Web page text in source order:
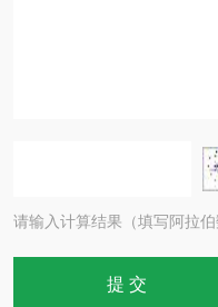
请输入计算结果（填写阿拉